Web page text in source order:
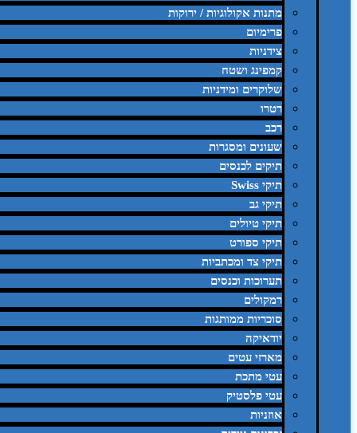
מתנות אקולוגיות / ירוקות
פרימיום
צידניות
קמפינג ושטח
שלוקרים ומידניות
רטרו
רכב
שעונים ומסגרות
תיקים לכנסים
תיקי Swiss
תיקי גב
תיקי טיולים
תיקי ספורט
תיקי צד ומכתביות
תערוכות וכנסים
רמקולים
סוכריות ממותגות
יודאיקה
מארזי עטים
עטי מתכת
עטי פלסטיק
אוזניות